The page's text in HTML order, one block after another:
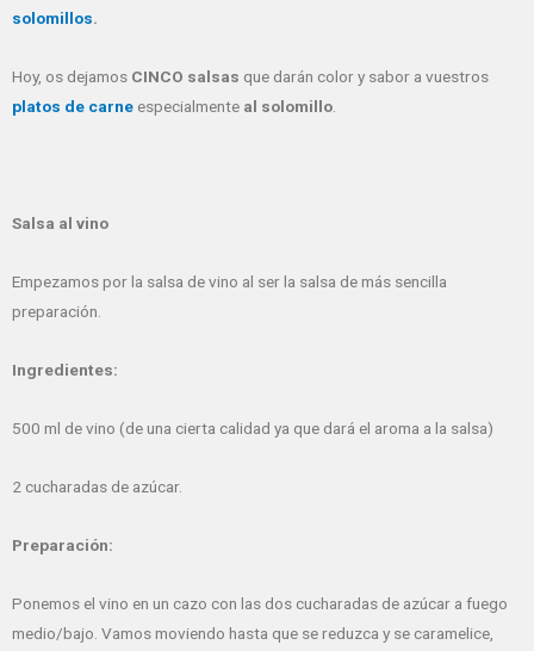
solomillos.
Hoy, os dejamos CINCO salsas que darán color y sabor a vuestros
platos de carne especialmente al solomillo
Salsa al vino
Empezamos por la salsa de vino al ser la salsa de más sencilla
preparación.
Ingredientes:
500 ml de vino (de una cierta calidad ya que dará el aroma a la salsa)
2 cucharadas de azúcar.
Preparación:
Ponemos el vino en un cazo con las dos cucharadas de azúcar a fuego
medio/bajo. Vamos moviendo hasta que se reduzca y se caramelice,